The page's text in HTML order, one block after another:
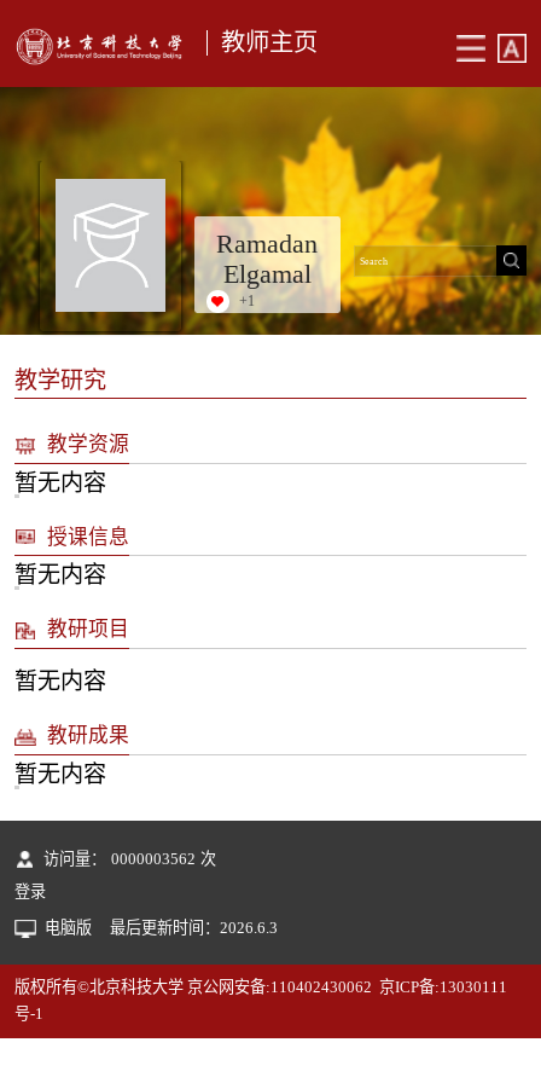
教师主页
Ramadan
Elgamal
+1
教学研究
教学资源
暂无内容
授课信息
暂无内容
教研项目
暂无内容
教研成果
暂无内容
访问量： 0000003562 次
登录
电脑版
最后更新时间： 2026 6 3
版权所有©北京科技大学 京公网安备:110402430062 京ICP备:13030111
号-1